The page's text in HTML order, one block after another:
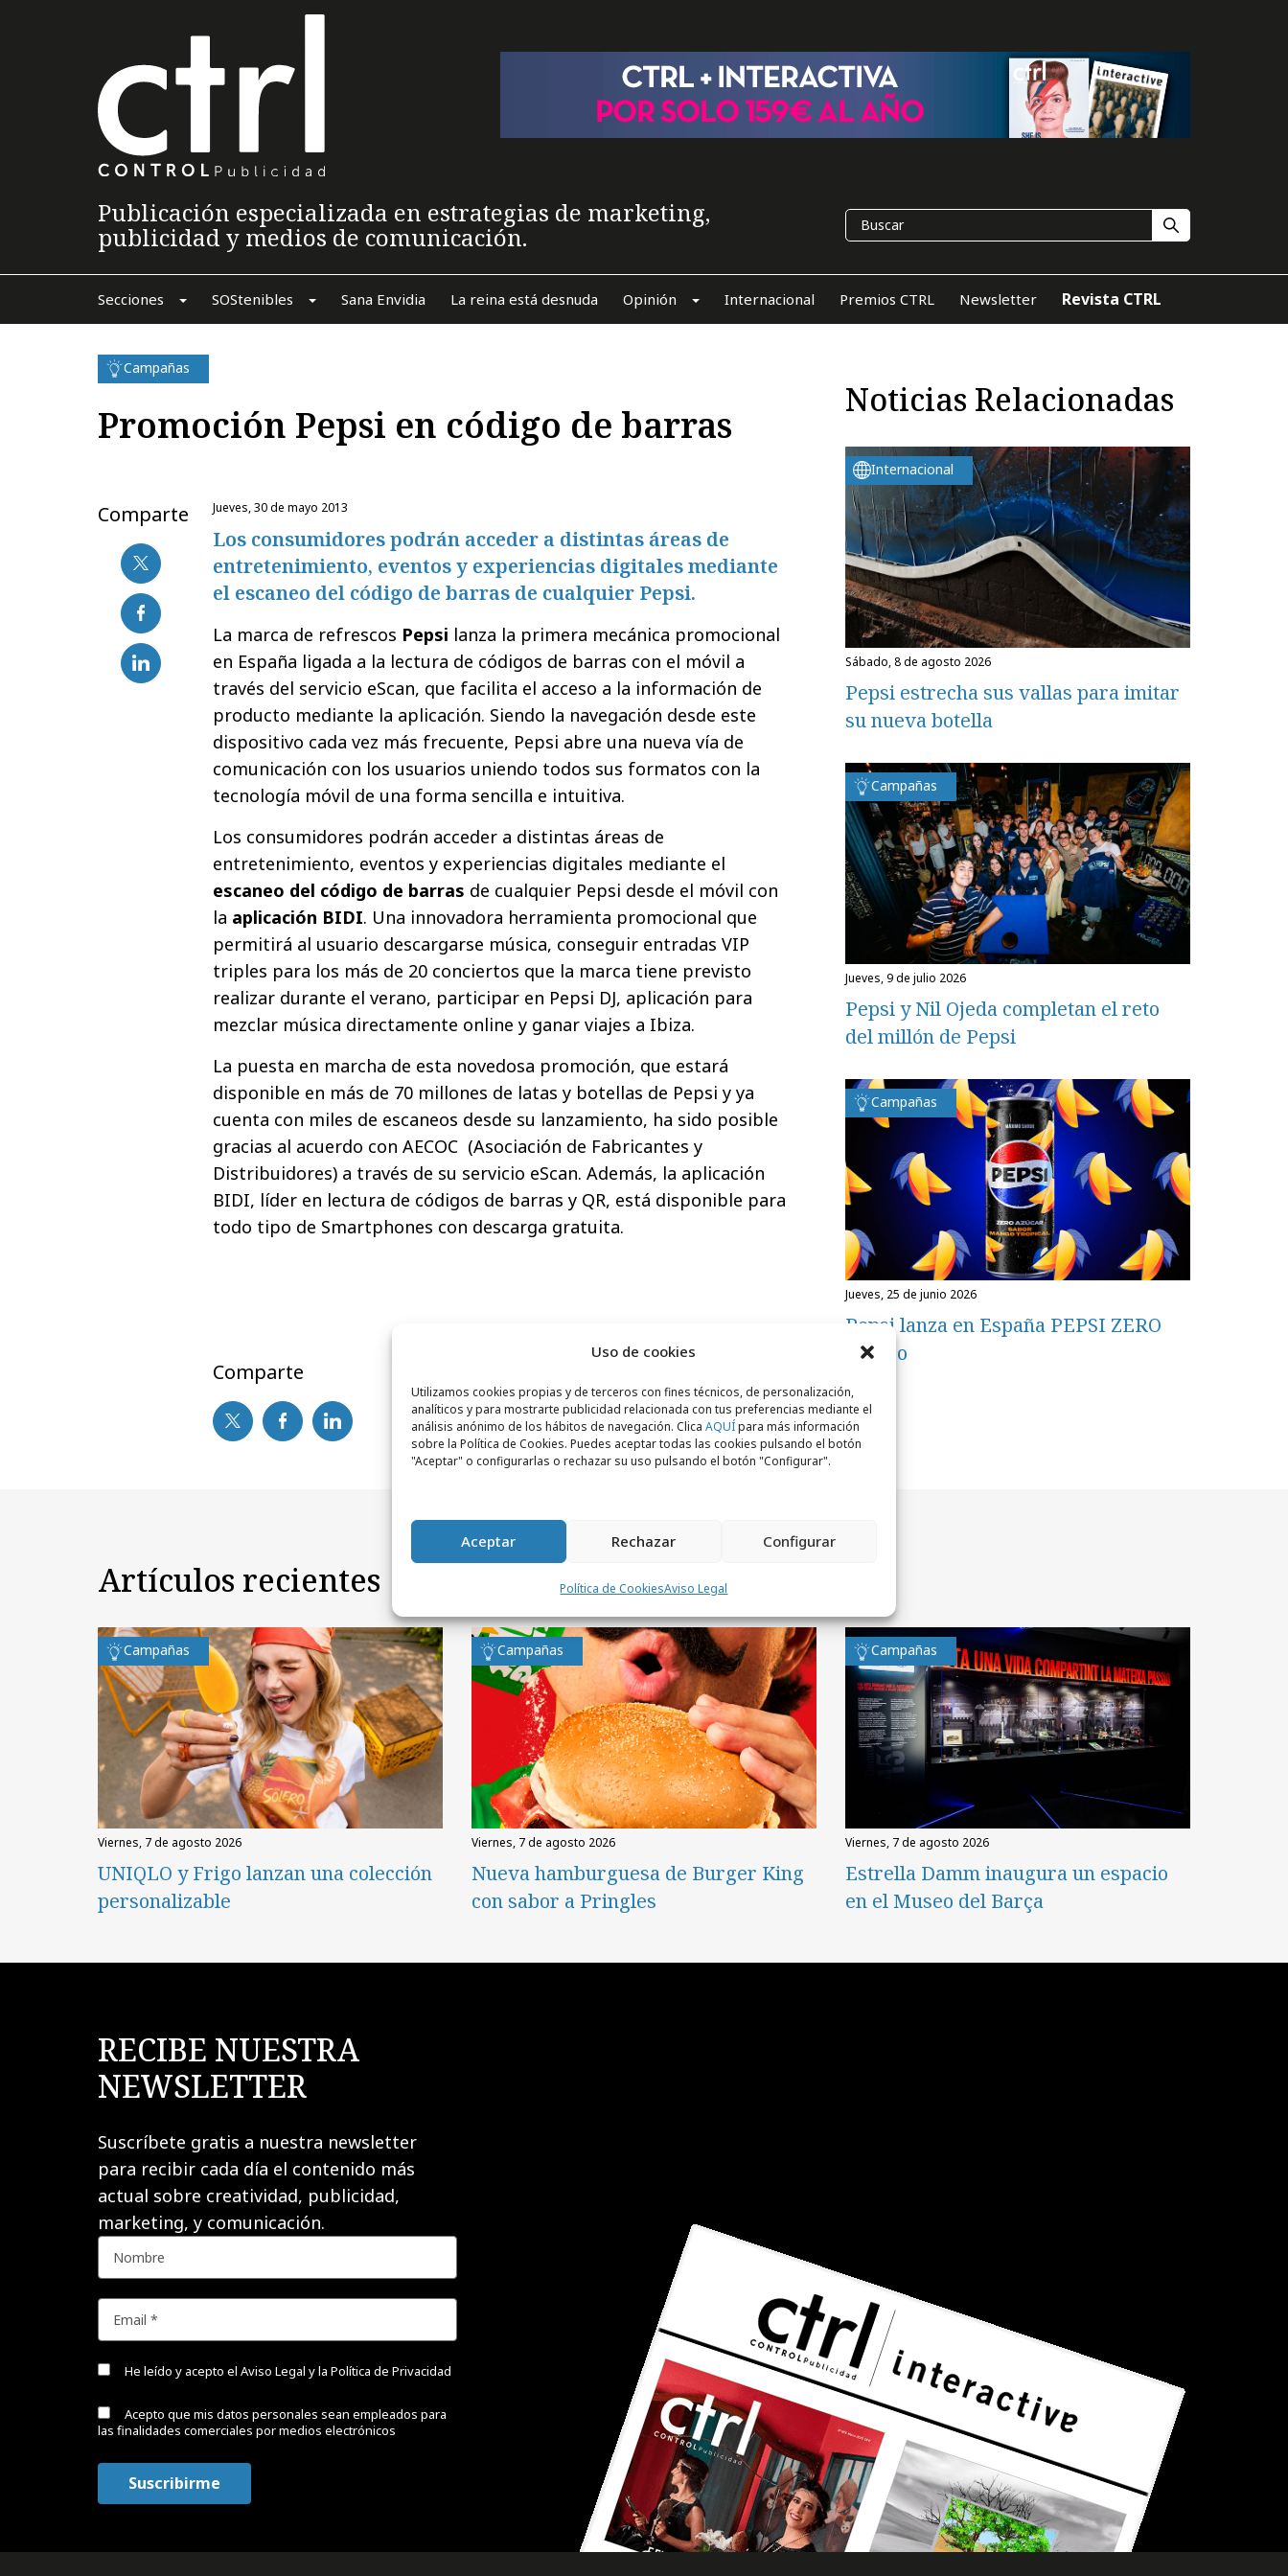
Uso de cookies
Utilizamos cookies propias y de terceros con fines técnicos, de personalización,
analíticos y para mostrarte publicidad relacionada con tus preferencias mediante el
análisis anónimo de los hábitos de navegación. Clica AQUÍpara más información
sobre la Política de Cookies. Puedes aceptar todas las cookies pulsando el botón
"Aceptar" o configurarlas o rechazar su uso pulsando el botón "Configurar".
Aceptar Rechazar Configurar
Política de CookiesAviso Legal
Publicación especializada en estrategias de marketing,
publicidad y medios de comunicación.
Secciones SOStenibles Sana Envidia La reina está desnuda Opinión Internacional Premios CTRL Newsletter Revista CTRL
Campañas
Promoción Pepsi en código de barras
Comparte jueves, 30 de mayo 2013
Los consumidores podrán acceder a distintas áreas de
entretenimiento, eventos y experiencias digitales mediante
el escaneo del código de barras de cualquier Pepsi.
La marca de refrescos Pepsi lanza la primera mecánica promocional
en España ligada a la lectura de códigos de barras con el móvil a
través del servicio eScan, que facilita el acceso a la información de
producto mediante la aplicación. Siendo la navegación desde este
dispositivo cada vez más frecuente, Pepsi abre una nueva vía de
comunicación con los usuarios uniendo todos sus formatos con la
tecnología móvil de una forma sencilla e intuitiva.
Los consumidores podrán acceder a distintas áreas de
entretenimiento, eventos y experiencias digitales mediante el
escaneo del código de barras de cualquier Pepsi desde el móvil con
la aplicación BIDI. Una innovadora herramienta promocional que
permitirá al usuario descargarse música, conseguir entradas VIP
triples para los más de 20 conciertos que la marca tiene previsto
realizar durante el verano, participar en Pepsi DJ, aplicación para
mezclar música directamente online y ganar viajes a Ibiza.
La puesta en marcha de esta novedosa promoción, que estará
disponible en más de 70 millones de latas y botellas de Pepsi y ya
cuenta con miles de escaneos desde su lanzamiento, ha sido posible
gracias al acuerdo con AECOC (Asociación de Fabricantes y
Distribuidores) a través de su servicio eScan. Además, la aplicación
BIDI, líder en lectura de códigos de barras y QR, está disponible para
todo tipo de Smartphones con descarga gratuita.
Comparte
Noticias Relacionadas
Internacional
sábado, 8 de agosto 2026
Pepsi estrecha sus vallas para imitar
su nueva botella
Campañas
jueves, 9 de julio 2026
Pepsi y Nil Ojeda completan el reto
del millón de Pepsi
Campañas
jueves, 25 de junio 2026
Pepsi lanza en España PEPSI ZERO
Mango
Artículos recientes
Campañas
viernes, 7 de agosto 2026
UNIQLO y Frigo lanzan una colección
personalizable
Campañas
viernes, 7 de agosto 2026
Nueva hamburguesa de Burger King
con sabor a Pringles
Campañas
viernes, 7 de agosto 2026
Estrella Damm inaugura un espacio
en el Museo del Barça
RECIBE NUESTRA
NEWSLETTER
Suscríbete gratis a nuestra newsletter
para recibir cada día el contenido más
actual sobre creatividad, publicidad,
marketing, y comunicación.
He leído y acepto el Aviso Legal y la Política de Privacidad
Acepto que mis datos personales sean empleados para
las finalidades comerciales por medios electrónicos